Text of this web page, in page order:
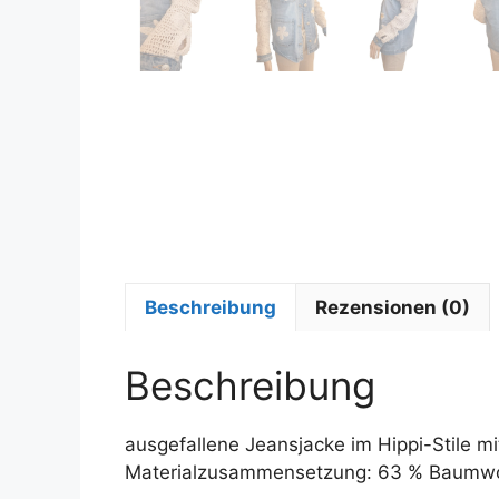
Beschreibung Rezensionen (0)
Beschreibung
ausgefallene Jeansjacke im Hippi-Stile
Materialzusammensetzung: 63 %